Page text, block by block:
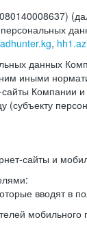
персональных
, hh1.az
данных
иными
Компании
(субъекту
сайты и
вводят в